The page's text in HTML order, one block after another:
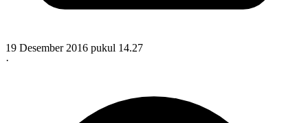
19 Desember 2016 pukul 14.27
·